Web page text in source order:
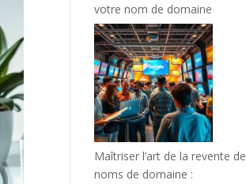
votre nom de domaine
Maîtriser l’art de la revente de
noms de domaine :